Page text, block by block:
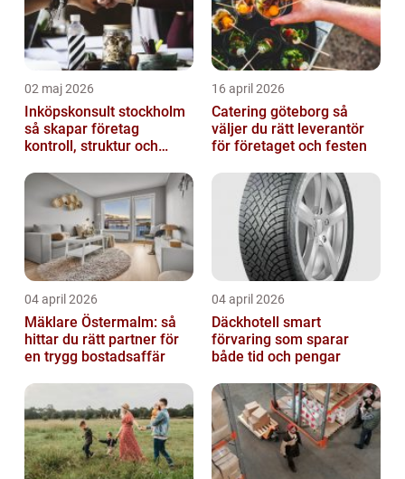
02 maj 2026
Inköpskonsult stockholm
så skapar företag
kontroll, struktur och
16 april 2026
Catering göteborg så
väljer du rätt leverantör
för företaget och festen
04 april 2026
Mäklare Östermalm: så
hittar du rätt partner för
en trygg bostadsaffär
04 april 2026
Däckhotell smart
förvaring som sparar
både tid och pengar